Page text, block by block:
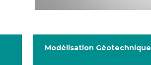
Modélisation Géotechnique